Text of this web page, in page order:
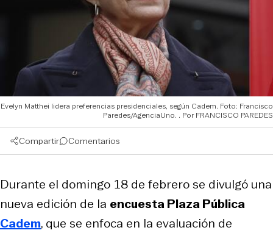
Evelyn Matthei lidera preferencias presidenciales, según Cadem. Foto: Francisco
Paredes/AgenciaUno.
FRANCISCO PAREDES
Compartir Comentarios
Durante el domingo 18 de febrero se divulgó una
nueva edición de la encuesta Plaza Pública
Cadem, que se enfoca en la evaluación de